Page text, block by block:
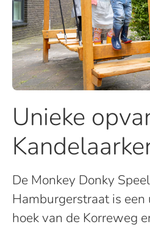
Unieke
De Monkey Donky
Hamburgerstraat is een
hoekvan de Korreweg